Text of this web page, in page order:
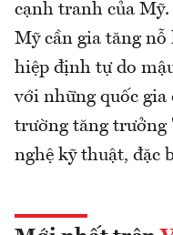
cạnh tranh của
Mỹ cần gia tăng
hiệp định tự do
với những quốc
trường tăng trưởng
nghệ kỹ thuật, đặc